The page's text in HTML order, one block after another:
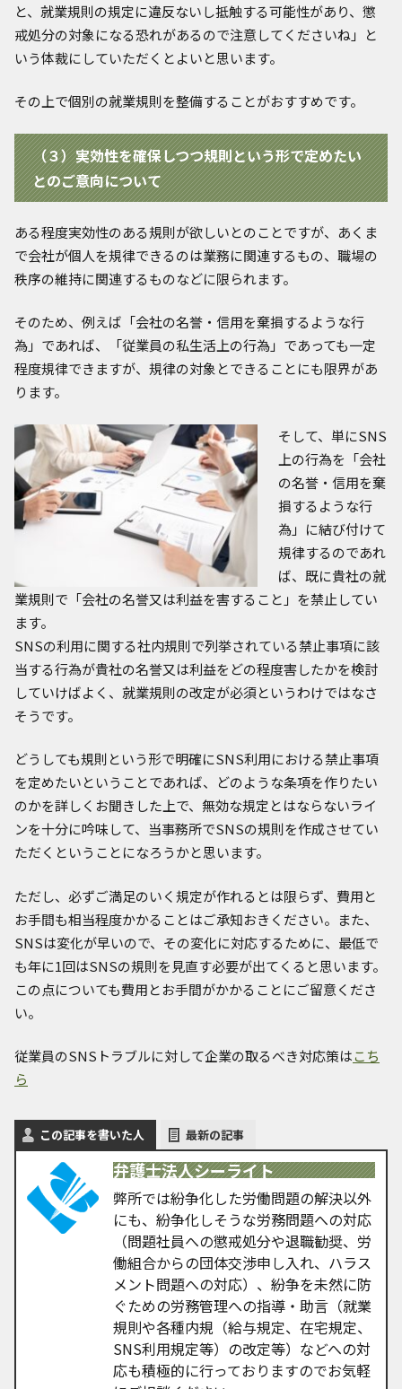
と、就業規則の規定に違反ないし抵触する可能性があり、懲
戒処分の対象になる恐れがあるので注意してくださいね」と
いう体裁にしていただくとよいと思います。
その上で個別の就業規則を整備することがおすすめです。
（３）実効性を確保しつつ規則という形で定めたい
とのご意向について
ある程度実効性のある規則が欲しいとのことですが、あくま
で会社が個人を規律できるのは業務に関連するもの、職場の
秩序の維持に関連するものなどに限られます。
そのため、例えば「会社の名誉・信用を棄損するような行
為」であれば、「従業員の私生活上の行為」であっても一定
程度規律できますが、規律の対象とできることにも限界があ
ります。
そして、単にSNS
上の行為を「会社
の名誉・信用を棄
損するような行
為」に結び付けて
規律するのであれ
ば、既に貴社の就
業規則で「会社の名誉又は利益を害すること」を禁止してい
ます。
SNSの利用に関する社内規則で列挙されている禁止事項に該
当する行為が貴社の名誉又は利益をどの程度害したかを検討
していけばよく、就業規則の改定が必須というわけではなさ
そうです。
どうしても規則という形で明確にSNS利用における禁止事項
を定めたいということであれば、どのような条項を作りたい
のかを詳しくお聞きした上で、無効な規定とはならないライ
ンを十分に吟味して、当事務所でSNSの規則を作成させてい
ただくということになろうかと思います。
ただし、必ずご満足のいく規定が作れるとは限らず、費用と
お手間も相当程度かかることはご承知おきください。また、
SNSは変化が早いので、その変化に対応するために、最低で
も年に1回はSNSの規則を見直す必要が出てくると思います。
この点についても費用とお手間がかかることにご留意くださ
い。
従業員のSNSトラブルに対して企業の取るべき対応策はこち
ら
この記事を書いた人 最新の記事
弁護士法人シーライト
弊所では紛争化した労働問題の解決以外
にも、紛争化しそうな労務問題への対応
（問題社員への懲戒処分や退職勧奨、労
働組合からの団体交渉申し入れ、ハラス
メント問題への対応）、紛争を未然に防
ぐための労務管理への指導・助言（就業
規則や各種内規（給与規定、在宅規定、
SNS利用規定等）の改定等）などへの対
応も積極的に行っておりますのでお気軽